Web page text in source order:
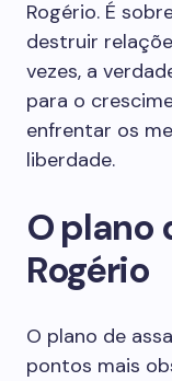
Rogério. É
destruir
vezes, a
para o
enfrentar os
liberdade.
O plano
Rogério
O plano de
pontos mais